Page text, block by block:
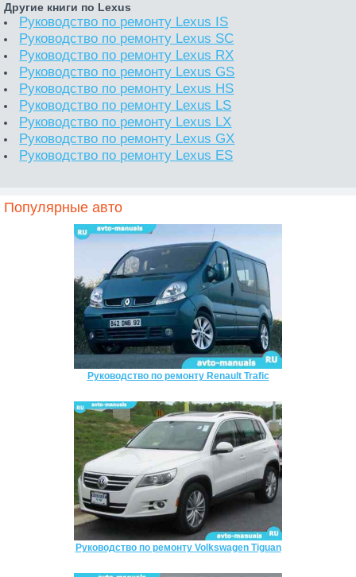
Другие книги по Lexus
Руководство по ремонту Lexus IS
Руководство по ремонту Lexus SC
Руководство по ремонту Lexus RX
Руководство по ремонту Lexus GS
Руководство по ремонту Lexus HS
Руководство по ремонту Lexus LS
Руководство по ремонту Lexus LX
Руководство по ремонту Lexus GX
Руководство по ремонту Lexus ES
Популярные авто
Руководство по ремонту Renault Trafic
Руководство по ремонту Volkswagen Tiguan